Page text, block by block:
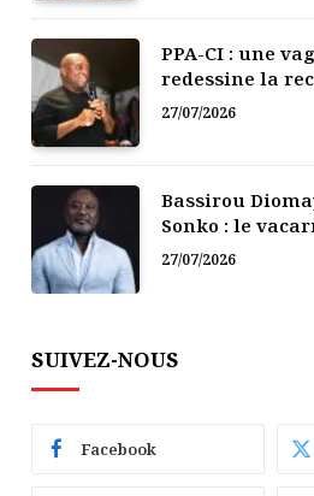
PPA-CI : une
redessine la
politique
27/07/2026
Bassirou
Sonko : le
doit pas faire
27/07/2026
SUIVEZ-NOUS
Facebook